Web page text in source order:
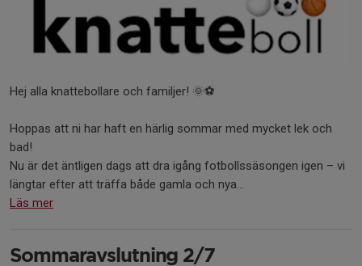
Hej alla knattebollare och familjer! 🌞⚽
Hoppas att ni har haft en härlig sommar med mycket lek och
bad!
Nu är det äntligen dags att dra igång fotbollssäsongen igen – vi
längtar efter att träffa både gamla och nya...
Läs mer
Sommaravslutning 2/7